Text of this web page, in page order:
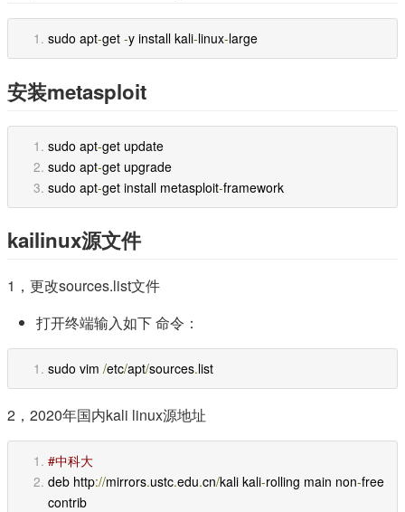
sudo apt-get -y install kali-linux-large
安装metasploit
sudo apt-get update
sudo apt-get upgrade
sudo apt-get install metasploit-framework
kailinux源文件
1，更改sources.list文件
打开终端输入如下 命令：
sudo vim /etc/apt/sources.list
2，2020年国内kali linux源地址
#中科大
deb http://mirrors.ustc.edu.cn/kali kali-rolling main non-free
contrib